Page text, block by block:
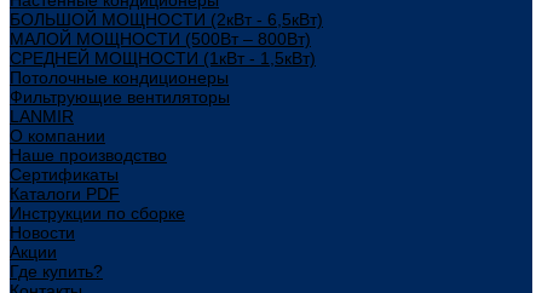
БОЛЬШОЙ МОЩНОСТИ (2кВт - 6,5кВт)
МАЛОЙ МОЩНОСТИ (500Вт – 800Вт)
СРЕДНЕЙ МОЩНОСТИ (1кВт - 1,5кВт)
Потолочные кондиционеры
Фильтрующие вентиляторы
LANMIR
О компании
Наше производство
Сертификаты
Каталоги PDF
Инструкции по сборке
Новости
Акции
Где купить?